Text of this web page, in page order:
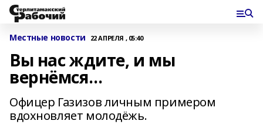
Местные новости 22 АПРЕЛЯ , 05:40
Вы нас ждите, и мы
вернёмся…
Офицер Газизов личным примером
вдохновляет молодёжь.